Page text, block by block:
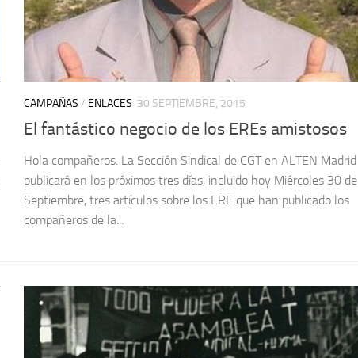
CAMPAÑAS / ENLACES 30 SEPTIEMBRE, 2015
El fantástico negocio de los EREs amistosos
Hola compañeros. La Sección Sindical de CGT en ALTEN Madrid
publicará en los próximos tres días, incluido hoy Miércoles 30 de
Septiembre, tres artículos sobre los ERE que han publicado los
compañeros de la...